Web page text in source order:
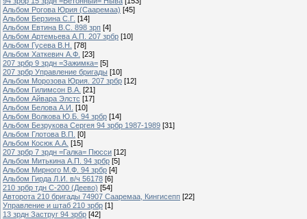
Альбом Рогова Юрия (Сааремаа) [45]
Альбом Берзина С.Г. [14]
Альбом Евтина В.С. 898 зрп [4]
Альбом Артемьева А.П. 207 зрбр [10]
Альбом Гусева В.Н. [78]
Альбом Хаткевич А.Ф. [23]
207 зрбр 9 зрдн =Зажимка= [5]
207 зрбр Управление бригады [10]
Альбом Морозова Юрия. 207 зрбр [12]
Альбом Гилимсон В.А. [21]
Альбом Айвара Элстс [17]
Альбом Белова А.И. [10]
Альбом Волкова Ю.Б. 94 зрбр [14]
Альбом Безрукова Сергея 94 зрбр 1987-1989 [31]
Альбом Глотова В.П. [0]
Альбом Косюк А.А. [15]
207 зрбр 7 зрдн =Галка= Пюсси [12]
Альбом Митькина А.П. 94 зрбр [5]
Альбом Мирного М.Ф. 94 зрбр [4]
Альбом Гирда Л.И. в/ч 56178 [6]
210 зрбр тдн С-200 (Деево) [54]
Авторота 210 бригады 74907 Сааремаа, Кингисепп [22]
Управление и штаб 210 зрбр [1]
13 зрдн Заструг 94 зрбр [42]